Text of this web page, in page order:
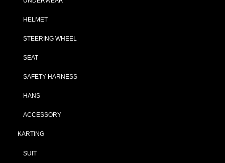
HELMET
STEERING WHEEL
SEAT
SAFETY HARNESS
HANS
ACCESSORY
KARTING
SUIT